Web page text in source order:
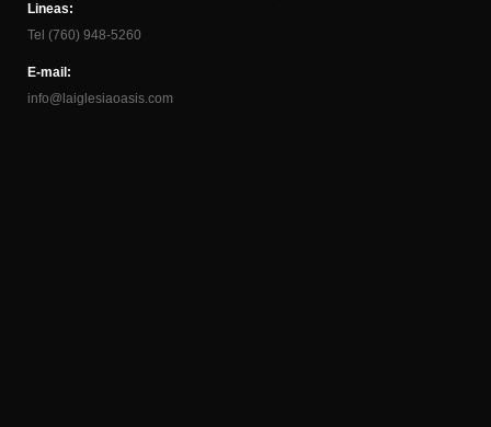
Lineas:
Tel (760) 948-5260
E-mail:
info@laiglesiaoasis.com